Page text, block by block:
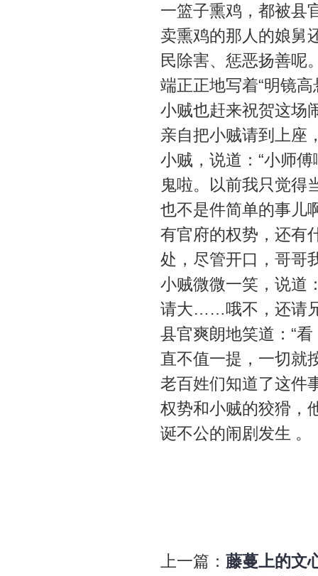
一篮子熏鸡，都被县
卖熏鸡的那人的娘舅
民除害、惩恶扬善呢
端正正地写着“明镜
小贼也赶来祝贺这场
亲自把小贼请到上座
小贼，说道：“小师
鬼啦。以前我只觉得
也不是件简单的事儿
有官府的权势，还有
处，尽管开口，哥哥
小贼微微一笑，说道
请大……哦不，还请
县官爽朗地笑道：“
直不值一提，一切就
老百姓们知道了这件
权势和小贼的狡猾，
诞不公的闹剧发生 。
上一篇： 藤蔓上的文